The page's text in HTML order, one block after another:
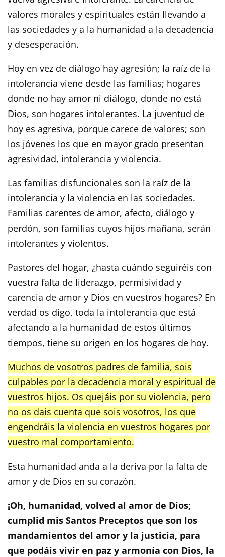
valores morales y espirituales están llevando a
las sociedades y a la humanidad a la decadencia
y desesperación.
Hoy en vez de diálogo hay agresión; la raíz de la
intolerancia viene desde las familias; hogares
donde no hay amor ni diálogo, donde no está
Dios, son hogares intolerantes. La juventud de
hoy es agresiva, porque carece de valores; son
los jóvenes los que en mayor grado presentan
agresividad, intolerancia y violencia.
Las familias disfuncionales son la raíz de la
intolerancia y la violencia en las sociedades.
Familias carentes de amor, afecto, diálogo y
perdón, son familias cuyos hijos mañana, serán
intolerantes y violentos.
Pastores del hogar, ¿hasta cuándo seguiréis con
vuestra falta de liderazgo, permisividad y
carencia de amor y Dios en vuestros hogares? En
verdad os digo, toda la intolerancia que está
afectando a la humanidad de estos últimos
tiempos, tiene su origen en los hogares de hoy.
Muchos de vosotros padres de familia, sois
culpables por la decadencia moral y espiritual de
vuestros hijos. Os quejáis por su violencia, pero
no os dais cuenta que sois vosotros, los que
engendráis la violencia en vuestros hogares por
vuestro mal comportamiento.
Esta humanidad anda a la deriva por la falta de
amor y de Dios en su corazón.
¡Oh, humanidad, volved al amor de Dios;
cumplid mis Santos Preceptos que son los
mandamientos del amor y la justicia, para
que podáis vivir en paz y armonía con Dios, la